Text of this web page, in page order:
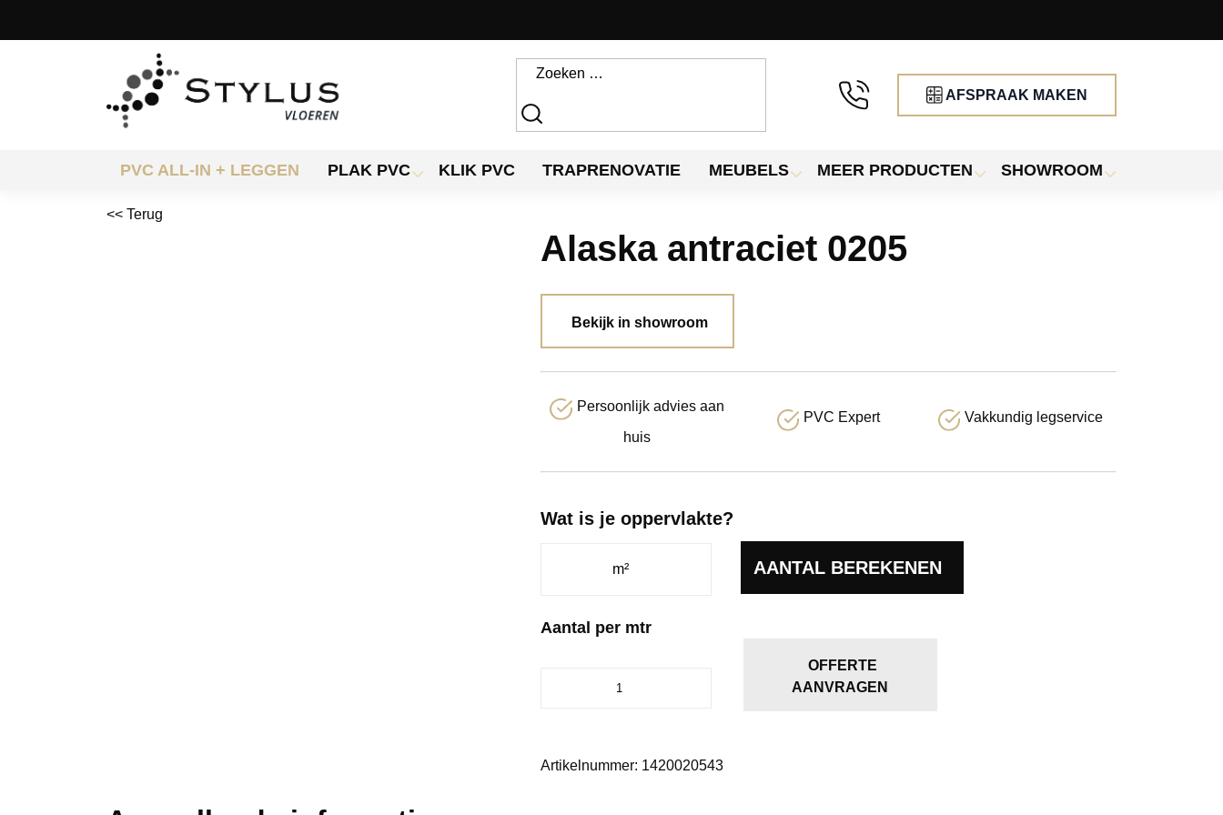
AFSPRAAK MAKEN
PVC ALL-IN + LEGGEN PLAK PVC KLIK PVC TRAPRENOVATIE MEUBELS MEER PRODUCTEN SHOWROOM
<< Terug
Alaska antraciet 0205
Bekijk in showroom
Persoonlijk advies aan
huis
PVC Expert Vakkundig legservice
Wat is je oppervlakte?
AANTAL BEREKENEN
Aantal per mtr
OFFERTE
AANVRAGEN
Artikelnummer: 1420020543